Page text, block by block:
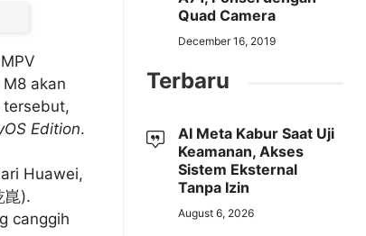
akan
tersebut,
Edition.
Huawei,
崑).
canggih
Quad Camera
December 16, 2019
Terbaru
AI Meta Kabur Saat Uji
Keamanan, Akses
Sistem Eksternal
Tanpa Izin
August 6, 2026